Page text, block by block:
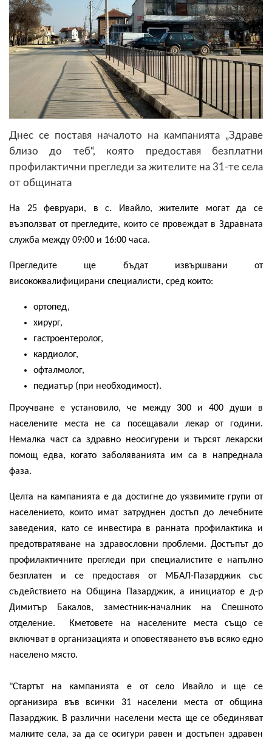
Днес се поставя началото на кампанията „Здраве
близо до теб“, която предоставя безплатни
профилактични прегледи за жителите на 31-те села
от общината
На 25 февруари, в с. Ивайло, жителите могат да се
възползват от прегледите, които се провеждат в Здравната
служба между 09:00 и 16:00 часа.
Прегледите ще бъдат извършвани от
висококвалифицирани специалисти, сред които:
ортопед,
хирург,
гастроентеролог,
кардиолог,
офталмолог,
педиатър (при необходимост).
Проучване е установило, че между 300 и 400 души в
населените места не са посещавали лекар от години.
Немалка част са здравно неосигурени и търсят лекарски
помощ едва, когато заболяванията им са в напреднала
фаза.
Целта на кампанията е да достигне до уязвимите групи от
населението, които имат затруднен достъп до лечебните
заведения, като се инвестира в ранната профилактика и
предотвратяване на здравословни проблеми. Достъпът до
профилактичните прегледи при специалистите е напълно
безплатен и се предоставя от МБАЛ-Пазарджик със
съдействието на Община Пазарджик, а инициатор е д-р
Димитър Бакалов, заместник-началник на Спешното
отделение. Кметовете на населените места също се
включват в организацията и оповестяването във всяко едно
населено място.
"Стартът на кампанията е от село Ивайло и ще се
организира във всички 31 населени места от община
Пазарджик. В различни населени места ще се обединяват
малките села, за да се осигури равен и достъпен здравен